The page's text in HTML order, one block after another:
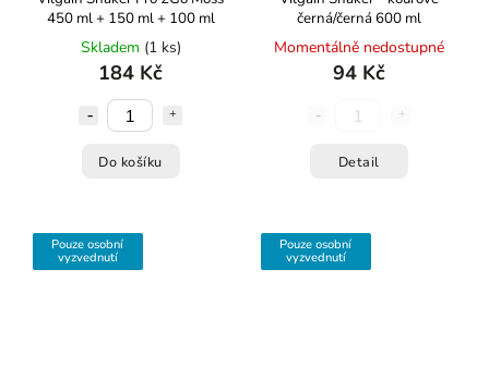
450 ml + 150 ml + 100 ml
Skladem (1 ks)
184 Kč
Do košíku
černá/černá 600 ml
Momentálně nedostupné
94 Kč
Detail
Pouze osobní
vyzvednutí
Pouze osobní
vyzvednutí